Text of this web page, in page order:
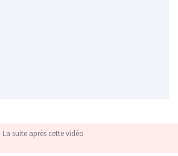
La suite après cette vidéo